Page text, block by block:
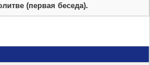
(первая беседа).